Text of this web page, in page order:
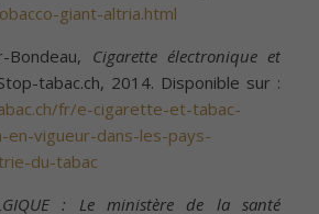
giant-altria.html
Bondeau, Cigarette électronique et
tabac.ch, 2014. Disponible sur :
fr/e-cigarette-et-tabac-
en-vigueur-dans-les-pays-
du-tabac
: Le ministère de la santé